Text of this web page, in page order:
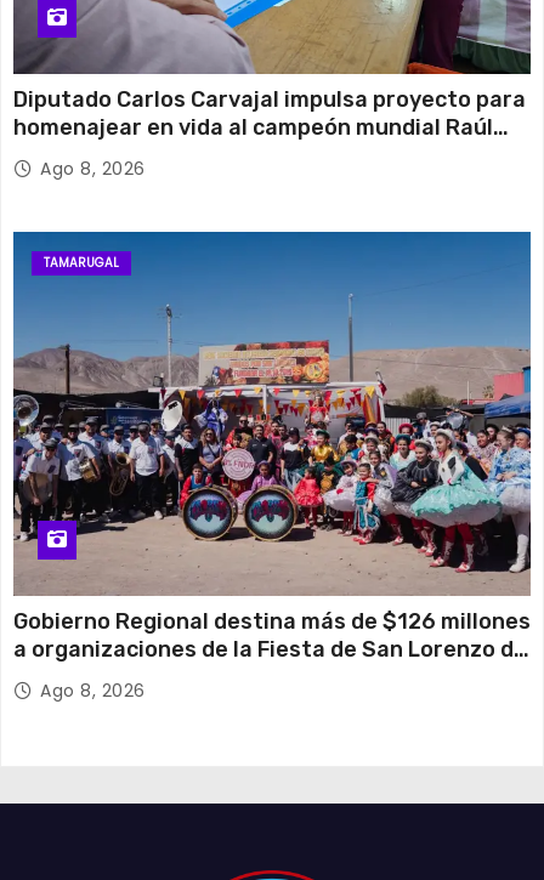
Diputado Carlos Carvajal impulsa proyecto para
homenajear en vida al campeón mundial Raúl
Choque
Ago 8, 2026
TAMARUGAL
Gobierno Regional destina más de $126 millones
a organizaciones de la Fiesta de San Lorenzo de
Tarapacá
Ago 8, 2026